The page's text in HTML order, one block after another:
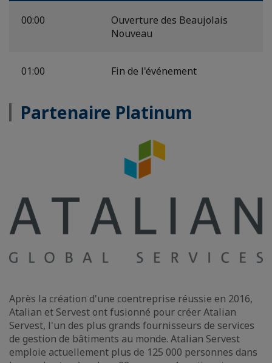
00:00
Ouverture des Beaujolais
Nouveau
01:00 Fin de l'événement
Partenaire Platinum
Après la création d'une coentreprise réussie en 2016,
Atalian et Servest ont fusionné pour créer Atalian
Servest, l'un des plus grands fournisseurs de services
de gestion de bâtiments au monde. Atalian Servest
emploie actuellement plus de 125 000 personnes dans